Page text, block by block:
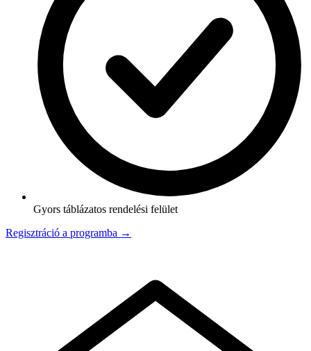
Gyors táblázatos rendelési felület
Regisztráció a programba →